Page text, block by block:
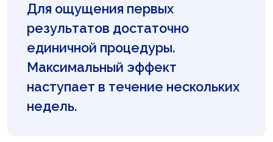
Для ощущения первых
результатов достаточно
единичной процедуры.
Максимальный эффект
наступает в течение нескольких
недель.